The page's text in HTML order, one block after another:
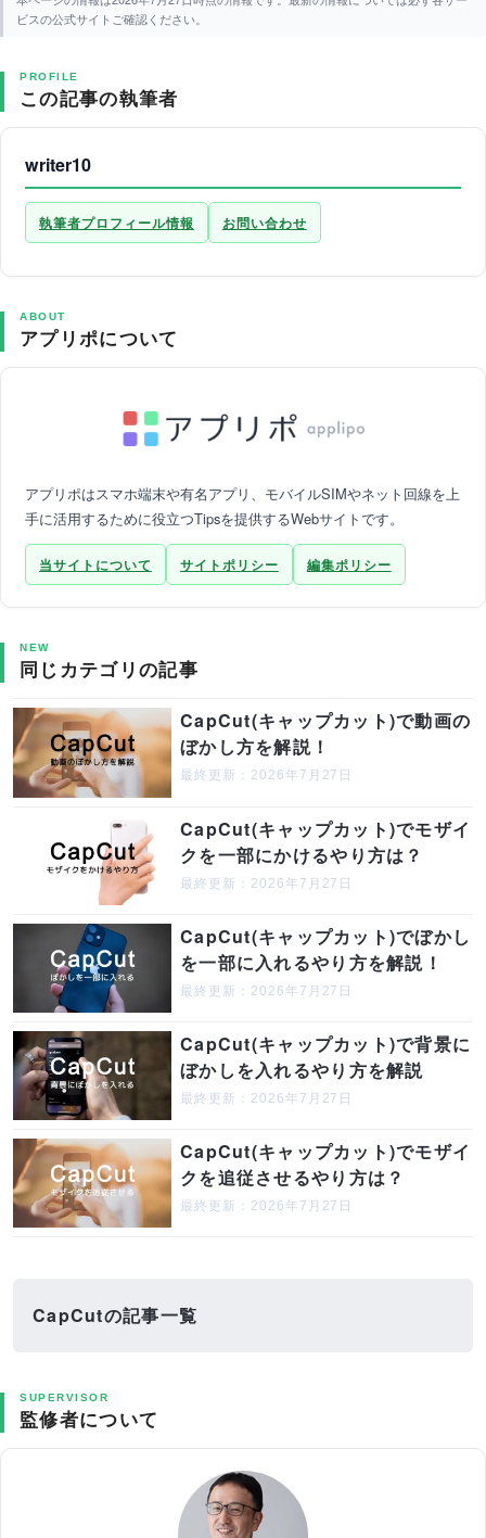
ビスの公式サイトご確認ください。
PROFILE
この記事の執筆者
writer10
執筆者プロフィール情報 お問い合わせ
ABOUT
アプリポについて
アプリポはスマホ端末や有名アプリ、モバイルSIMやネット回線を上
手に活用するために役立つTipsを提供するWebサイトです。
当サイトについて サイトポリシー 編集ポリシー
NEW
同じカテゴリの記事
CapCut(キャップカット)で動画の
ぼかし方を解説！
最終更新：2026年7月27日
CapCut(キャップカット)でモザイ
クを一部にかけるやり方は？
最終更新：2026年7月27日
CapCut(キャップカット)でぼかし
を一部に入れるやり方を解説！
最終更新：2026年7月27日
CapCut(キャップカット)で背景に
ぼかしを入れるやり方を解説
最終更新：2026年7月27日
CapCut(キャップカット)でモザイ
クを追従させるやり方は？
最終更新：2026年7月27日
CapCutの記事一覧
SUPERVISOR
監修者について